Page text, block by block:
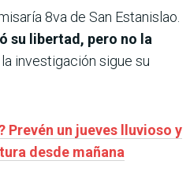
8va de San Estanislao.
su libertad, pero no la
la investigación sigue su
Prevén un jueves lluvioso y
desde mañana